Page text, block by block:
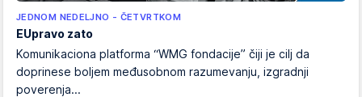
JEDNOM NEDELJNO - ČETVRTKOM
EUpravo zato
Komunikaciona platforma “WMG fondacije” čiji je cilj da
doprinese boljem međusobnom razumevanju, izgradnji
poverenja...